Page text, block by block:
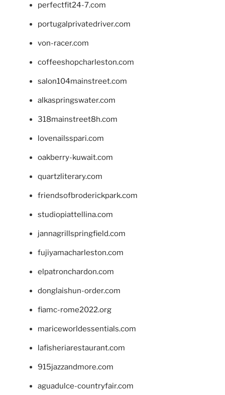
perfectfit24-7.com
portugalprivatedriver.com
von-racer.com
coffeeshopcharleston.com
salon104mainstreet.com
alkaspringswater.com
318mainstreet8h.com
lovenailsspari.com
oakberry-kuwait.com
quartzliterary.com
friendsofbroderickpark.com
studiopiattellina.com
jannagrillspringfield.com
fujiyamacharleston.com
elpatronchardon.com
donglaishun-order.com
fiamc-rome2022.org
mariceworldessentials.com
lafisheriarestaurant.com
915jazzandmore.com
aguadulce-countryfair.com